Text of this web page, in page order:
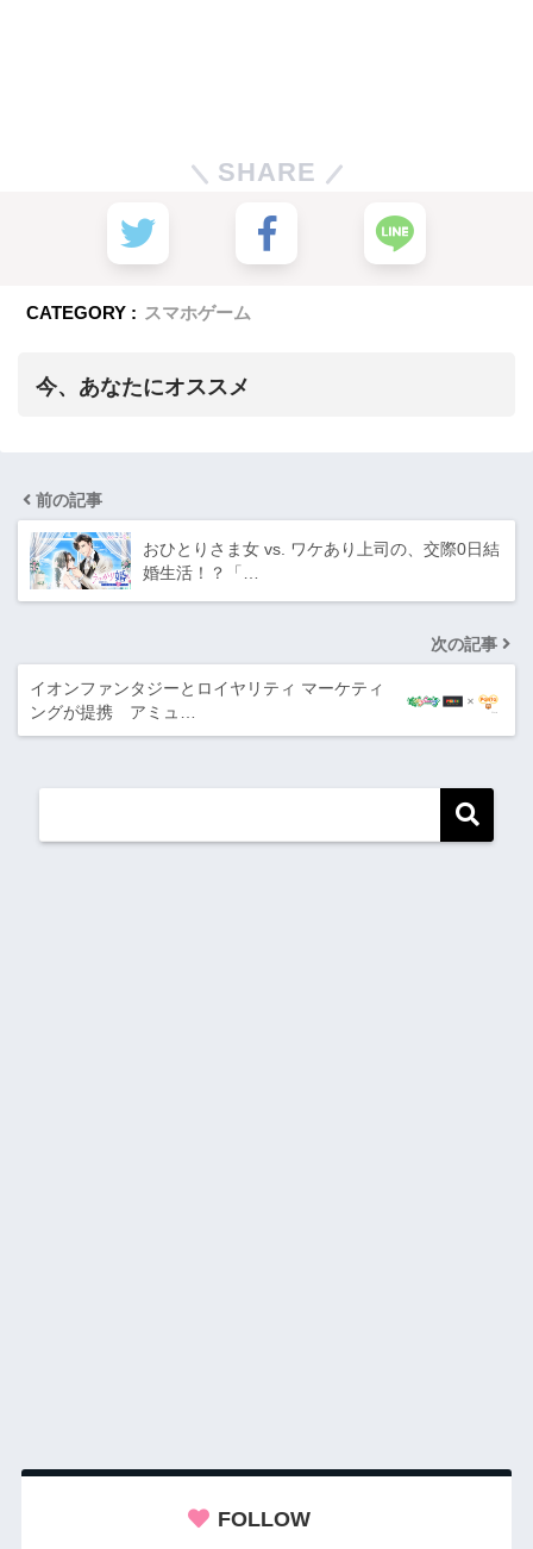
SHARE
CATEGORY : スマホゲーム
今、あなたにオススメ
前の記事
おひとりさま女 vs. ワケあり上司の、交際0日結
婚生活！？「…
次の記事
イオンファンタジーとロイヤリティ マーケティ
ングが提携 アミュ…
FOLLOW